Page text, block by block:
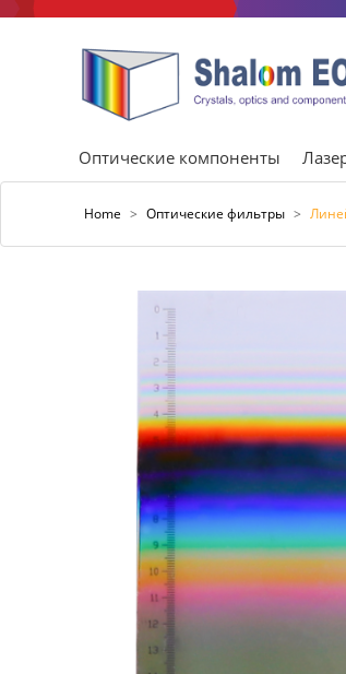
Оптические компоненты
Home > Оптические фильтры >